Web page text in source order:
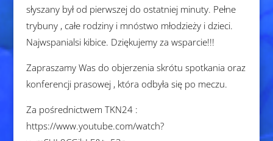
słyszany był od pierwszej do ostatniej minuty. Pełne
trybuny , całe rodziny i mnóstwo młodzieży i dzieci.
Najwspanialsi kibice. Dziękujemy za wsparcie!!!
Zapraszamy Was do objerzenia skrótu spotkania oraz
konferencji prasowej , która odbyła się po meczu.
Za pośrednictwem TKN24 :
https://www.youtube.com/watch?